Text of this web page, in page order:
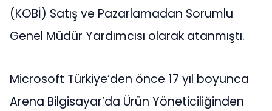
(KOBİ) Satış ve Pazarlamadan Sorumlu
Genel Müdür Yardımcısı olarak atanmıştı.
Microsoft Türkiye’den önce 17 yıl boyunca
Arena Bilgisayar’da Ürün Yöneticiliğinden